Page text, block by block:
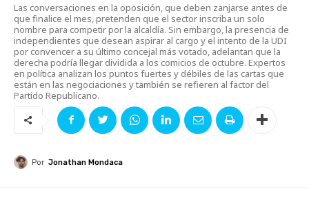
Las conversaciones en la oposición, que deben zanjarse antes de
que finalice el mes, pretenden que el sector inscriba un solo
nombre para competir por la alcaldía. Sin embargo, la presencia de
independientes que desean aspirar al cargo y el intento de la UDI
por convencer a su último concejal más votado, adelantan que la
derecha podría llegar dividida a los comicios de octubre. Expertos
en política analizan los puntos fuertes y débiles de las cartas que
están en las negociaciones y también se refieren al factor del
Partido Republicano.
Por Jonathan Mondaca